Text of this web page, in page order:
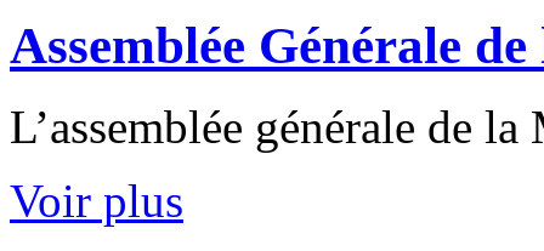
Assemblée Générale
L’assemblée générale de
Voir plus